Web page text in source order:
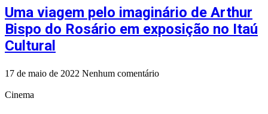
Uma viagem pelo imaginário de Arthur
Bispo do Rosário em exposição no Itaú
Cultural
17 de maio de 2022 Nenhum comentário
Cinema